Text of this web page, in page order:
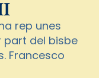
rep unes
part del bisbe
Francesco